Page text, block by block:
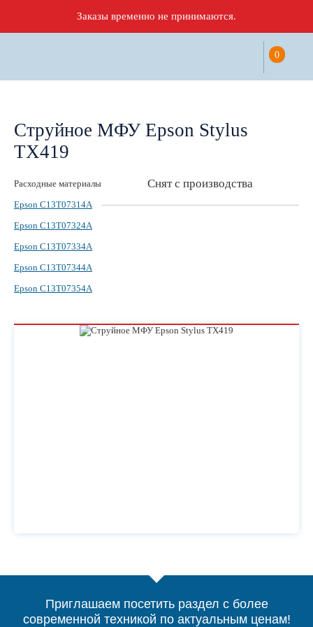
Заказы временно не принимаются.
0
Струйное МФУ Epson Stylus
TX419
Расходные материалы
Epson C13T07314A
Epson C13T07324A
Epson C13T07334A
Epson C13T07344A
Epson C13T07354A
Снят с производства
Приглашаем посетить раздел с более
современной техникой по актуальным ценам!